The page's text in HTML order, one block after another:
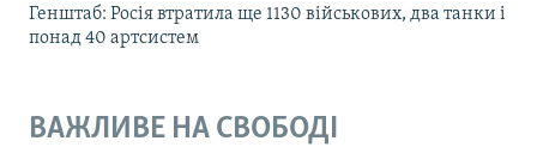
Генштаб: Росія втратила ще 1130 військових, два танки і
понад 40 артсистем
ВАЖЛИВЕ НА СВОБОДІ